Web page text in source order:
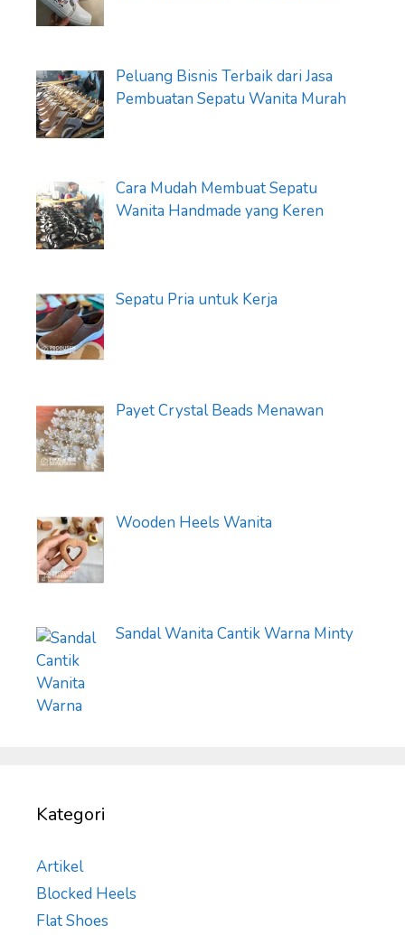
Peluang Bisnis Terbaik dari Jasa
Pembuatan Sepatu Wanita Murah
Cara Mudah Membuat Sepatu
Wanita Handmade yang Keren
Sepatu Pria untuk Kerja
Payet Crystal Beads Menawan
Wooden Heels Wanita
Sandal Wanita Cantik Warna Minty
Kategori
Artikel
Blocked Heels
Flat Shoes